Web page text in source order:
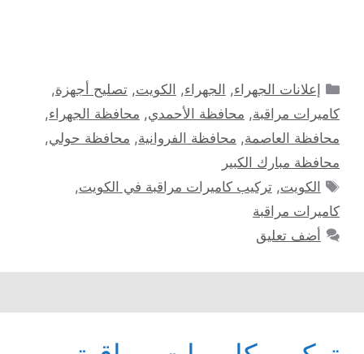
التصنيفات
إعلانات الجهراء, الجهراء, الكويت,تصليح أجهزة,
كاميرات مراقبة, محافظة الأحمدي, محافظة الجهراء,
محافظة العاصمة, محافظة الفروانية, محافظة حولي,
محافظة مبارك الكبير
الوسوم
الكويت,تركيب كاميرات مراقبة في الكويت,
كاميرات مراقبة
أضف تعليق